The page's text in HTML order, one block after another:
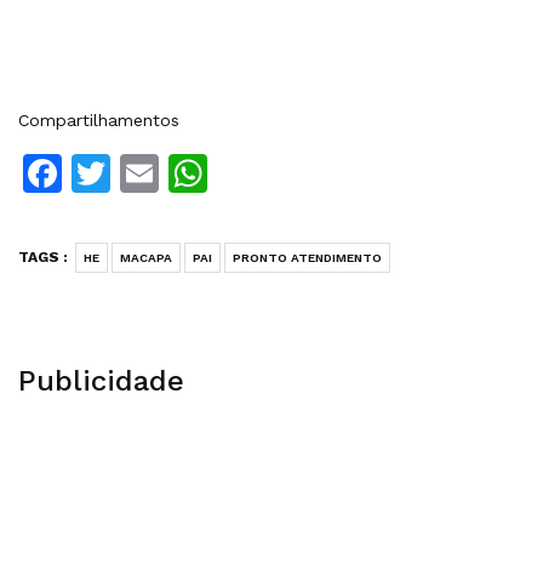
Compartilhamentos
Facebook
Twitter
Email
TAGS : HE MACAPA PAI PRONTO ATENDIMENTO
Publicidade